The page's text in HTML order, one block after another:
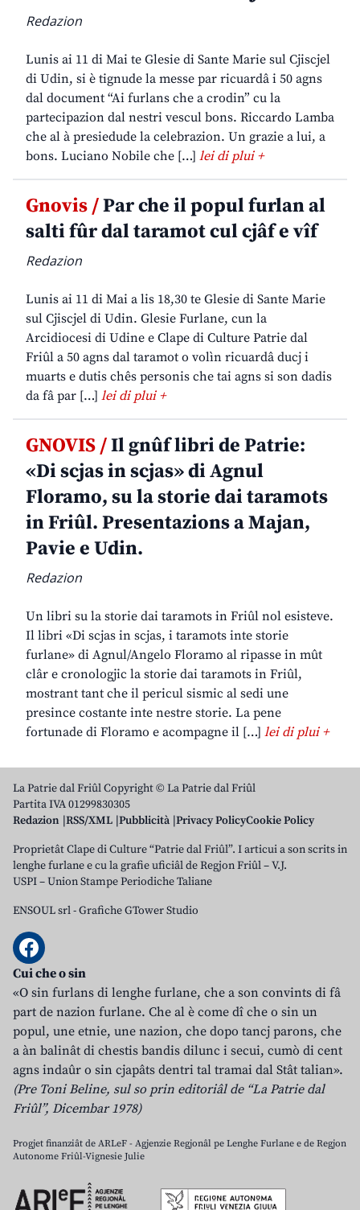
Redazion
Lunis ai 11 di Mai te Glesie di Sante Marie sul Cjiscjel
di Udin, si è tignude la messe par ricuardâ i 50 agns
dal document “Ai furlans che a crodin” cu la
partecipazion dal nestri vescul bons. Riccardo Lamba
che al à presiedude la celebrazion. Un grazie a lui, a
bons. Luciano Nobile che […] lei di plui +
Gnovis /Par che il popul furlan al
salti fûr dal taramot cul cjâf e vîf
Redazion
Lunis ai 11 di Mai a lis 18,30 te Glesie di Sante Marie
sul Cjiscjel di Udin. Glesie Furlane, cun la
Arcidiocesi di Udine e Clape di Culture Patrie dal
Friûl a 50 agns dal taramot o volìn ricuardâ ducj i
muarts e dutis chês personis che tai agns si son dadis
da fâ par […] lei di plui +
GNOVIS /Il gnûf libri de Patrie:
«Di scjas in scjas» di Agnul
Floramo, su la storie dai taramots
in Friûl. Presentazions a Majan,
Pavie e Udin.
Redazion
Un libri su la storie dai taramots in Friûl nol esisteve.
Il libri «Di scjas in scjas, i taramots inte storie
furlane» di Agnul/Angelo Floramo al ripasse in mût
clâr e cronologjic la storie dai taramots in Friûl,
mostrant tant che il pericul sismic al sedi une
presince costante inte nestre storie. La pene
fortunade di Floramo e acompagne il […] lei di plui +
La Patrie dal Friûl Copyright © La Patrie dal Friûl
Partita IVA 01299830305
Redazion RSS/XML Pubblicità Privacy PolicyCookie Policy
Proprietât Clape di Culture “Patrie dal Friûl”. I articui a son scrits in
lenghe furlane e cu la grafie uficiâl de Regjon Friûl – V.J.
USPI – Union Stampe Periodiche Taliane
ENSOUL srl-Grafiche GTower Studio
Cui che o sin
«O sin furlans di lenghe furlane, che a son convints di fâ
part de nazion furlane. Che al è come dî che o sin un
popul, une etnie, une nazion, che dopo tancj parons, che
a àn balinât di chestis bandis dilunc i secui, cumò di cent
agns indaûr o sin cjapâts dentri tal tramai dal Stât talian».
(Pre Toni Beline, sul so prin editoriâl de “La Patrie dal
Friûl”, Dicembar 1978)
Progjet finanziât de ARLeF - Agjenzie Regjonâl pe Lenghe Furlane e de Regjon
Autonome Friûl-Vignesie Julie